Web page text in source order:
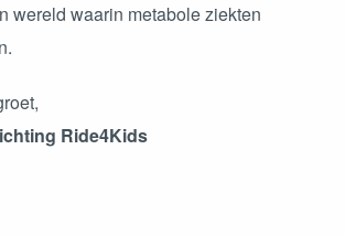
wereld waarin metabole ziekten
Ride4Kids